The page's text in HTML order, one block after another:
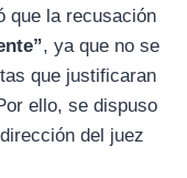
que la recusación
, ya que no se
que justificaran
ello, se dispuso
del juez